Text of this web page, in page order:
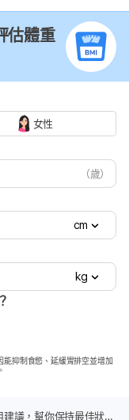
估體重
女性
（歲）
cm
kg
抑制食慾、延緩胃排空並增加
議，幫你保持最佳狀